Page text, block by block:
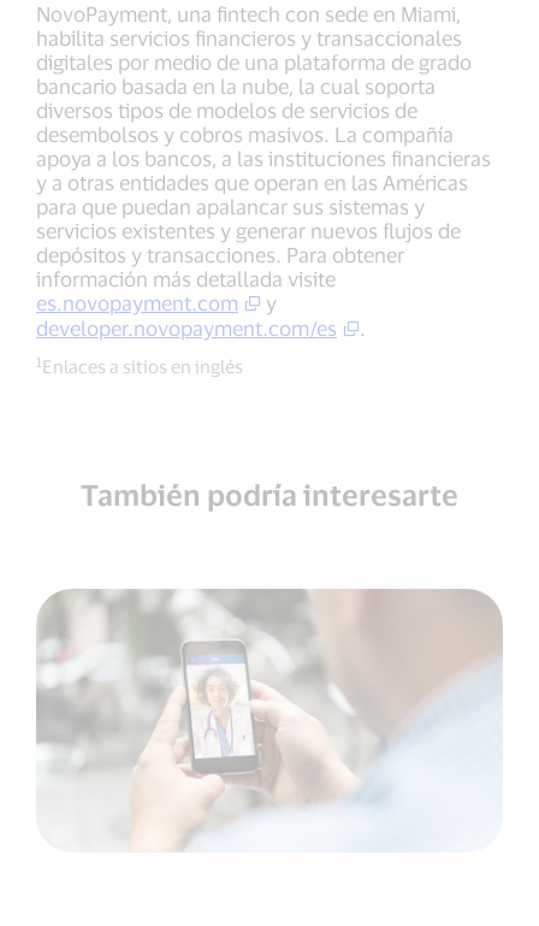
NovoPayment, una fintech con sede en Miami,
habilita servicios financieros y transaccionales
digitales por medio de una plataforma de grado
bancario basada en la nube, la cual soporta
diversos tipos de modelos de servicios de
desembolsos y cobros masivos. La compañía
apoya a los bancos, a las instituciones financieras
y a otras entidades que operan en las Américas
para que puedan apalancar sus sistemas y
servicios existentes y generar nuevos flujos de
depósitos y transacciones. Para obtener
información más detallada visite
es.novopayment.com
y
developer.novopayment.com/es
.
1 Enlaces a sitios en inglés
También podría interesarte